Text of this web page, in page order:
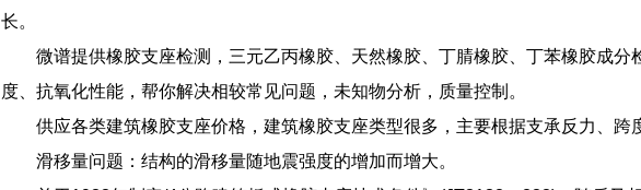
长。
微谱提供橡胶支座检测，三元乙丙橡胶、天然橡胶、丁腈橡胶、丁苯橡胶成
度、抗氧化性能，帮你解决相较常见问题，未知物分析，质量控制。
供应各类建筑橡胶支座价格，建筑橡胶支座类型很多，主要根据支承反力、跨
滑移量问题：结构的滑移量随地震强度的增加而增大。